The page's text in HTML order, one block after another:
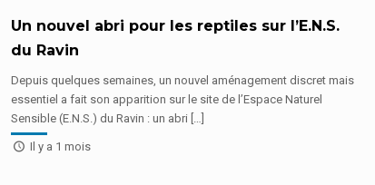
Un nouvel abri pour les reptiles sur l’E.N.S.
du Ravin
Depuis quelques semaines, un nouvel aménagement discret mais
essentiel a fait son apparition sur le site de l’Espace Naturel
Sensible (E.N.S.) du Ravin : un abri […]
Il y a 1 mois